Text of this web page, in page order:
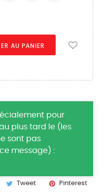
AU PANIER
pour
plus tard le (les
sont pas
message) :
Tweet Pinterest